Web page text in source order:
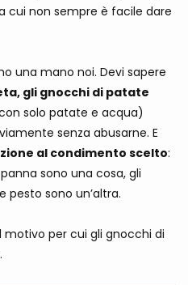
cui non sempre è facile dare
una mano noi. Devi sapere
gli gnocchi di patate
solo patate e acqua)
senza abusarne. E
al condimento scelto:
sono una cosa, gli
sono un’altra.
motivo per cui gli gnocchi di